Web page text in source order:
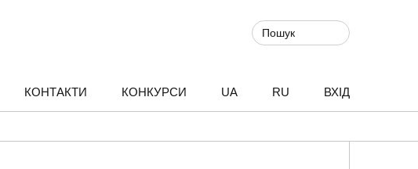
КОНТАКТИ КОНКУРСИ UA RU ВХІД